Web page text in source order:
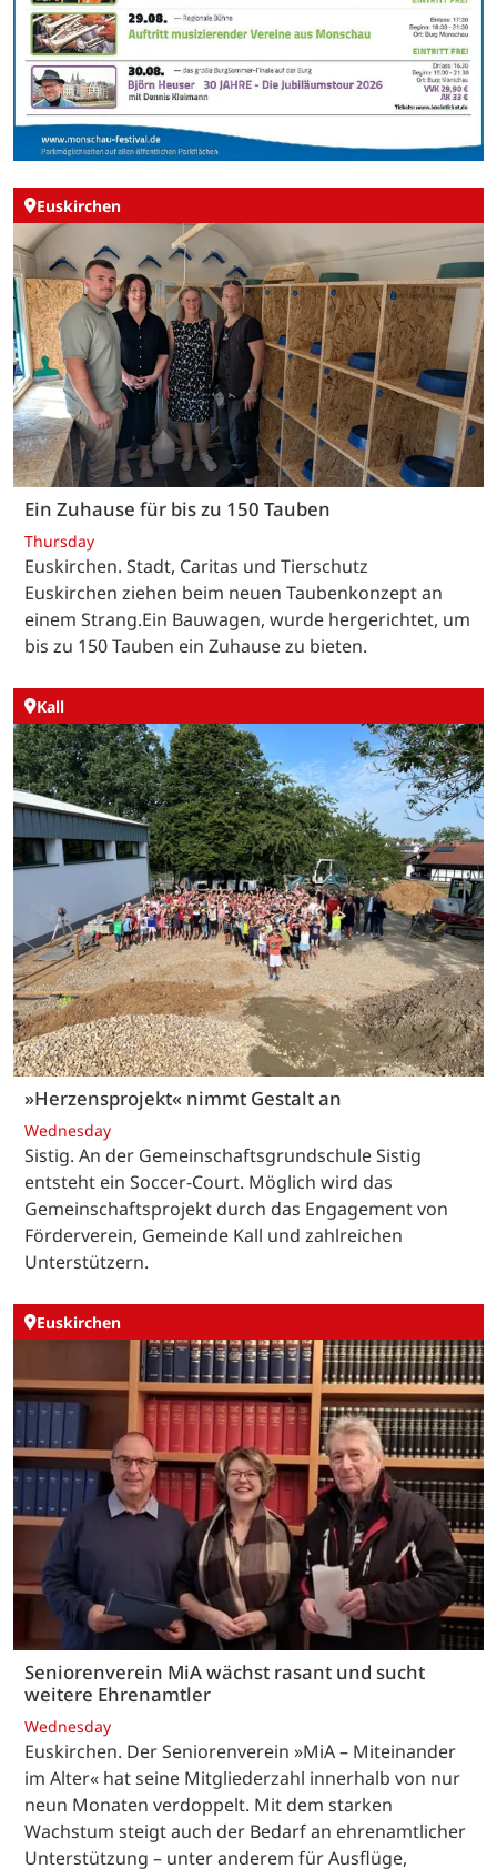
Euskirchen
Ein Zuhause für bis zu 150 Tauben
Thursday
Euskirchen. Stadt, Caritas und Tierschutz
Euskirchen ziehen beim neuen Taubenkonzept an
einem Strang.Ein Bauwagen, wurde hergerichtet, um
bis zu 150 Tauben ein Zuhause zu bieten.
Kall
»Herzensprojekt« nimmt Gestalt an
Wednesday
Sistig. An der Gemeinschaftsgrundschule Sistig
entsteht ein Soccer-Court. Möglich wird das
Gemeinschaftsprojekt durch das Engagement von
Förderverein, Gemeinde Kall und zahlreichen
Unterstützern.
Euskirchen
Seniorenverein MiA wächst rasant und sucht
weitere Ehrenamtler
Wednesday
Euskirchen. Der Seniorenverein »MiA – Miteinander
im Alter« hat seine Mitgliederzahl innerhalb von nur
neun Monaten verdoppelt. Mit dem starken
Wachstum steigt auch der Bedarf an ehrenamtlicher
Unterstützung – unter anderem für Ausflüge,